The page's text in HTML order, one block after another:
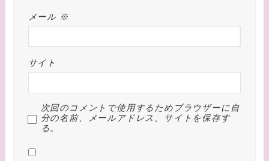
メール ※
サイト
次回のコメントで使用するためブラウザーに自
分の名前、メールアドレス、サイトを保存す
る。